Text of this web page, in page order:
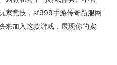
家竞技，sf999手游传奇新服网
来加入这款游戏，展现你的实